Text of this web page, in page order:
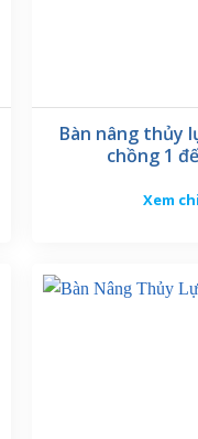
tế có thể thay đổi tùy theo
phí sản xuất.
thủy lực đáp ứng tốt
Bàn nâng thủy
chồng 1
Xem